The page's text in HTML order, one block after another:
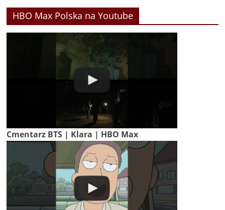
HBO Max Polska na Youtube
Cmentarz BTS | Klara | HBO Max